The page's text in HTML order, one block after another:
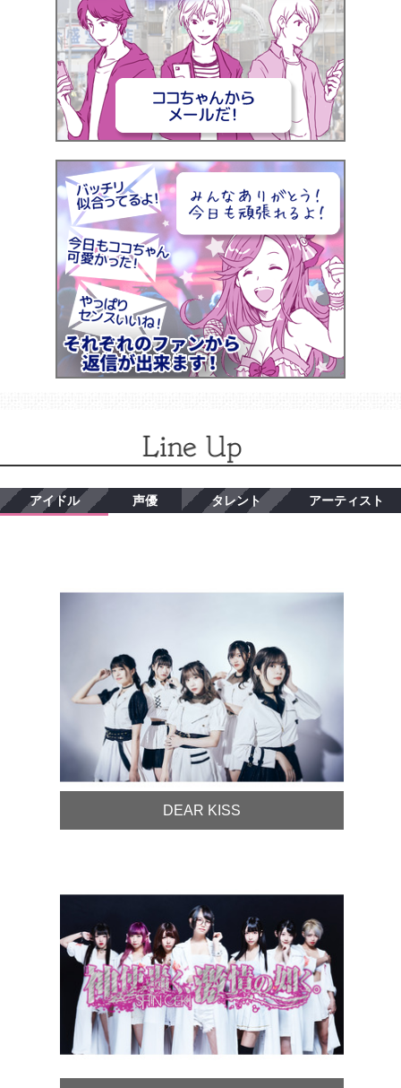
アイドル 声優 タレント アーティスト
DEAR KISS